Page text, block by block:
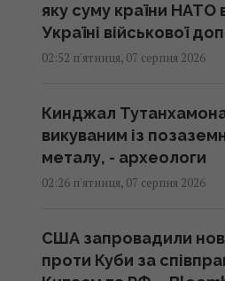
яку суму країни НАТО
Україні військової
02:52 п'ятниця, 07 серпня 2026
Кинджал
викуваним із
металу, - археологи
02:26 п'ятниця, 07 серпня 2026
США запровадили нові
проти Куби за